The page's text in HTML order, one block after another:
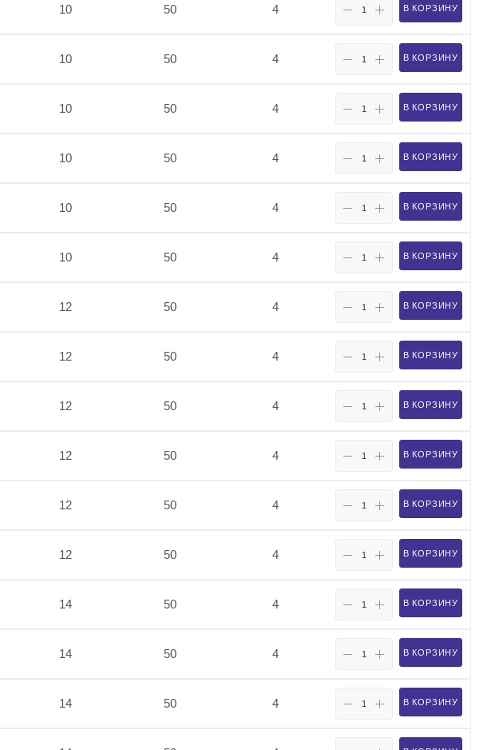
10 50 4 В КОРЗИНУ
10 50 4 В КОРЗИНУ
10 50 4 В КОРЗИНУ
10 50 4 В КОРЗИНУ
10 50 4 В КОРЗИНУ
10 50 4 В КОРЗИНУ
12 50 4 В КОРЗИНУ
12 50 4 В КОРЗИНУ
12 50 4 В КОРЗИНУ
12 50 4 В КОРЗИНУ
12 50 4 В КОРЗИНУ
12 50 4 В КОРЗИНУ
14 50 4 В КОРЗИНУ
14 50 4 В КОРЗИНУ
14 50 4 В КОРЗИНУ